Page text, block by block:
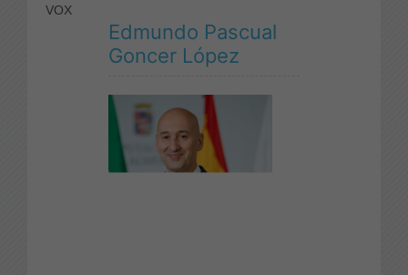
VOX
Edmundo Pascual
Goncer López